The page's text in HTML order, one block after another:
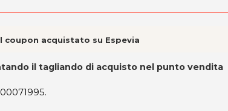
acquistato su Espevia
il tagliando di acquisto nel punto vendita